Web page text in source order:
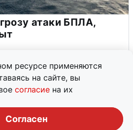
ресурсе применяются
на сайте, вы
согласие на их
Согласен
атаки БПЛА,